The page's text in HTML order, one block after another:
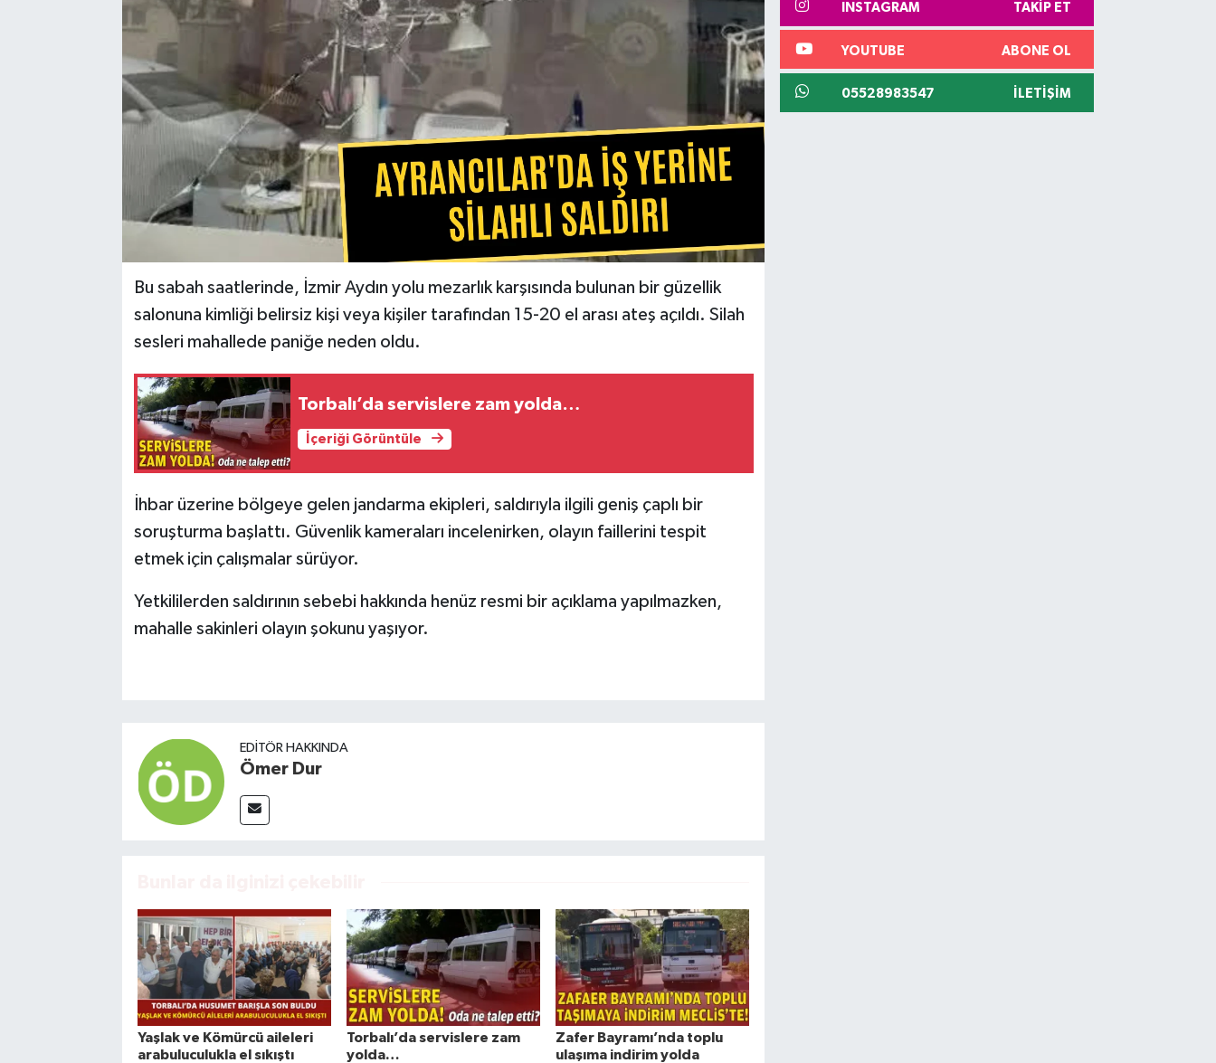
Bu sabah saatlerinde, İzmir Aydın yolu mezarlık karşısında bulunan bir güzellik
salonuna kimliği belirsiz kişi veya kişiler tarafından 15-20 el arası ateş açıldı. Silah
sesleri mahallede paniğe neden oldu.
Torbalı’da servislere zam yolda…
İçeriği Görüntüle
İhbar üzerine bölgeye gelen jandarma ekipleri, saldırıyla ilgili geniş çaplı bir
soruşturma başlattı. Güvenlik kameraları incelenirken, olayın faillerini tespit
etmek için çalışmalar sürüyor.
Yetkililerden saldırının sebebi hakkında henüz resmi bir açıklama yapılmazken,
mahalle sakinleri olayın şokunu yaşıyor.
EDITÖR HAKKINDA
Ömer Dur
Yaşlak ve Kömürcü aileleri
arabuluculukla el sıkıştı
Torbalı’da servislere zam
yolda…
Zafer Bayramı’nda toplu
ulaşıma indirim yolda
INSTAGRAM TAKIP ET
YOUTUBE ABONE OL
05528983547 İLETIŞIM